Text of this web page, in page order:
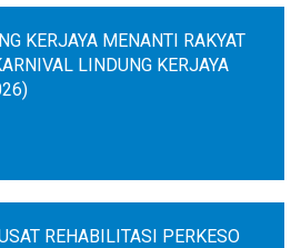
KERJAYA MENANTI RAKYAT
LINDUNG KERJAYA
REHABILITASI PERKESO